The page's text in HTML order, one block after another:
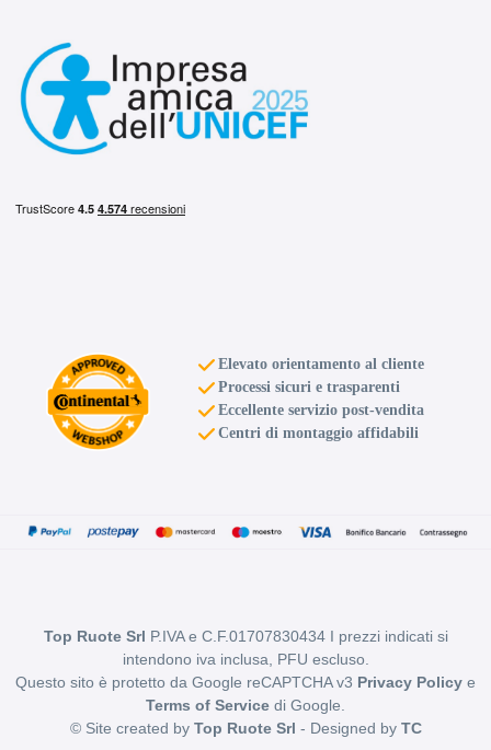
Elevato orientamento al cliente
Processi sicuri e trasparenti
Eccellente servizio post-vendita
Centri di montaggio affidabili
Top Ruote Srl P.IVA e C.F.01707830434 I prezzi indicati si
intendono iva inclusa, PFU escluso.
Questo sito è protetto da Google reCAPTCHA v3 Privacy Policy e
Terms of Service di Google.
© Site created by Top Ruote Srl - Designed by TC